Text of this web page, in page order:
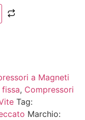
a Magneti
, Compressori
Tag:
Marchio: